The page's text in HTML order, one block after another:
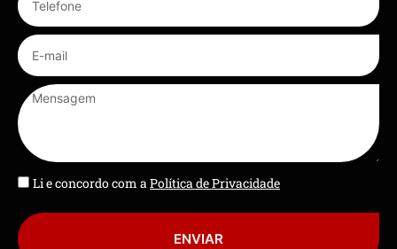
Li e concordo com aPolítica de Privacidade
ENVIAR